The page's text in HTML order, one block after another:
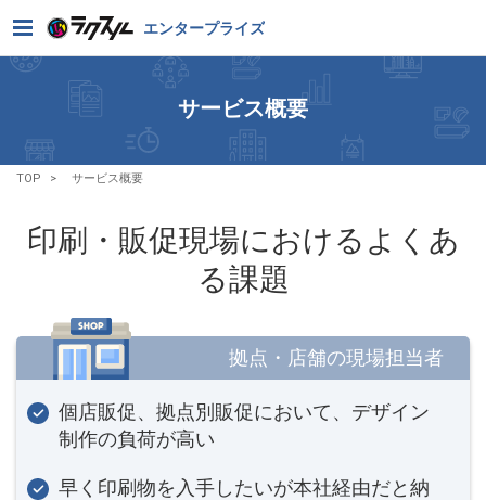
エンタープライズ
サービス概要
TOP サービス概要
印刷・販促現場におけるよくあ
る課題
拠点・店舗の現場担当者
個店販促、拠点別販促において、デザイン
制作の負荷が高い
早く印刷物を入手したいが本社経由だと納